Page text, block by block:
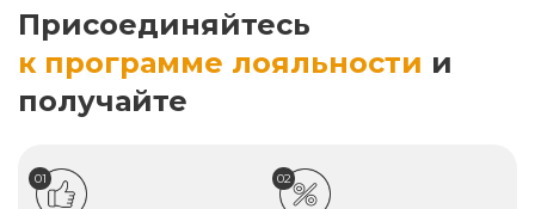
Присоединяйтесь
к программе лояльности и
получайте
01 02